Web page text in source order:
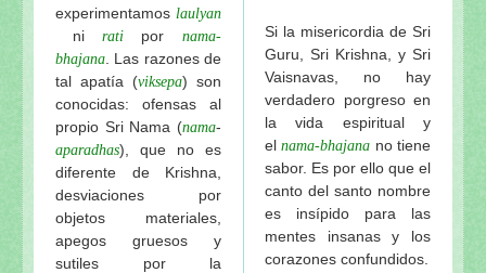
experimentamos laulyan
ni rati por nama-
bhajana . Las razones de
tal apatía (viksepa) son
conocidas: ofensas al
propio Sri Nama (nama-
aparadhas), que no es
diferente de Krishna,
desviaciones por
objetos materiales,
apegos gruesos y
sutiles por la
Si la misericordia de Sri
Guru, Sri Krishna, y Sri
Vaisnavas, no hay
verdadero porgreso en
la vida espiritual y
el nama-bhajana no tiene
sabor. Es por ello que el
canto del santo nombre
es insípido para las
mentes insanas y los
corazones confundidos.